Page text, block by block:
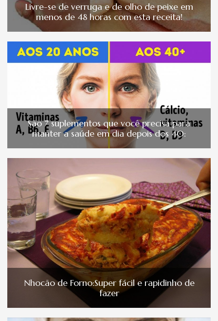
Livre-se de verruga e de olho de peixe em
menos de 48 horas com esta receita!
São 7 suplementos que você precisa para
manter a saúde em dia depois dos 40:
Nhocão de Forno:Super fácil e rapidinho de
fazer